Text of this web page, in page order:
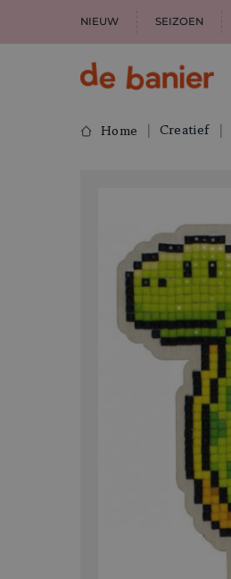
NIEUW SEIZOEN
Home Creatief